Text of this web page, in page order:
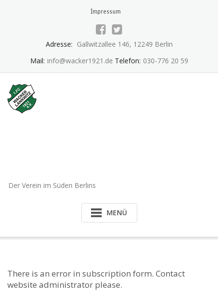
Impressum
Adresse: Gallwitzallee 146, 12249 Berlin
Mail: info@wacker1921.de Telefon: 030-776 20 59
Der Verein im Süden Berlins
MENÜ
There is an error in subscription form. Contact
website administrator please.